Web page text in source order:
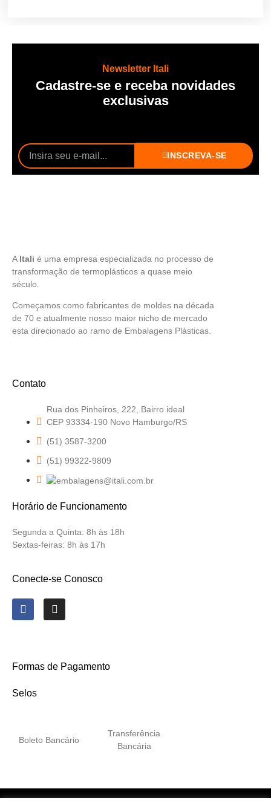
Newsletter Itali
Cadastre-se e receba novidades
exclusivas
INSCREVA-SE
A Itali é uma empresa especializada no processo de
transformação de termoplásticos a quase meio
século.
Começamos como fabricantes de moldes na década
de 70 e atualmente nosso maior nicho de mercado
esta direcionado ao ramo de Embalagens Plásticas.
Contato
Rua dos Pinheiros, 222, Bairro ideal
CEP 93334-190 Novo Hamburgo/RS
(51) 3587-3200
(51) 99322-9809
Horário de Funcionamento
Segunda a Quinta: 8h às 18h
Sextas-feiras: 8h às 17h
Conecte-se Conosco
Formas de Pagamento
Selos
Boleto Bancário
Transferência
Bancária